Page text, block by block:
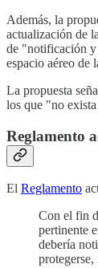
Además, la
actualización de
de "notificación y
espacio aéreo de
La propuesta
los que "no
Reglamento
El Reglamento
Con el fin
pertinente
debería